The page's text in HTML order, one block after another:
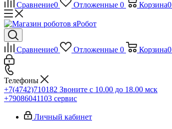
Сравнение0 Отложенные 0 Корзина0
Сравнение0 Отложенные 0 Корзина0
Телефоны
+7(4742)710182 Звоните с 10.00 до 18.00 мск
+79086041103 сервис
Личный кабинет